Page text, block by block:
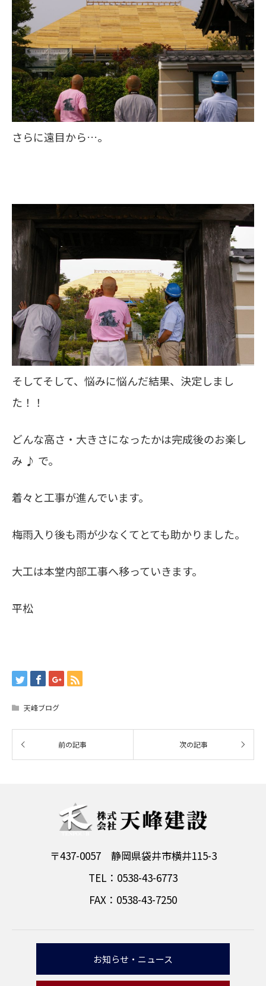
さらに遠目から…。
そしてそして、悩みに悩んだ結果、決定しまし
た！！
どんな高さ・大きさになったかは完成後のお楽し
み ♪ で。
着々と工事が進んでいます。
梅雨入り後も雨が少なくてとても助かりました。
大工は本堂内部工事へ移っていきます。
平松
天峰ブログ
〒437-0057 静岡県袋井市横井115-3
TEL：0538-43-6773
FAX：0538-43-7250
お知らせ・ニュース